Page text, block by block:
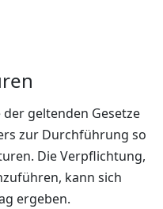
geltenden Gesetze
zur Durchführung so
Die Verpflichtung,
kann sich
ergeben.